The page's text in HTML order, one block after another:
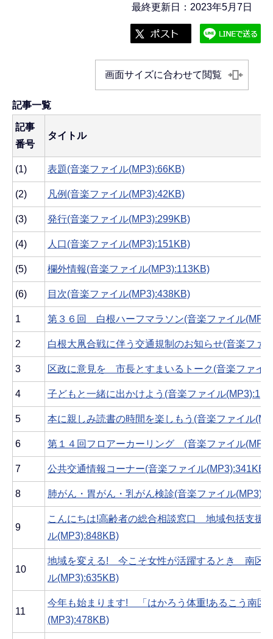
最終更新日：2023年5月7日
画面サイズに合わせて閲覧
記事一覧
記事
番号
タイトル
(1) 表題(音楽ファイル(MP3):66KB)
(2) 凡例(音楽ファイル(MP3):42KB)
(3) 発行(音楽ファイル(MP3):299KB)
(4) 人口(音楽ファイル(MP3):151KB)
(5) 欄外情報(音楽ファイル(MP3):113KB)
(6) 目次(音楽ファイル(MP3):438KB)
1 第３６回 白根ハーフマラソン(音楽ファイル
2 白根大凧合戦に伴う交通規制のお知らせ(音楽ファ
3 区政に意見を 市長とすまいるトーク(音楽ファイ
4 子どもと一緒に出かけよう(音楽ファイル
5 本に親しみ読書の時間を楽しもう(音楽ファイル
6 第１４回フロアーカーリング (音楽ファイル
7 公共交通情報コーナー(音楽ファイル(MP3):341KB)
8 肺がん・胃がん・乳がん検診(音楽ファイル
9
こんにちは!高齢者の総合相談窓口 地域包括支援
ル(MP3):848KB)
10
地域を変える! 今こそ女性が活躍するとき 南区
ル(MP3):635KB)
11
今年も始まります! 「はかろう体重!あるこう南区!
(MP3):478KB)